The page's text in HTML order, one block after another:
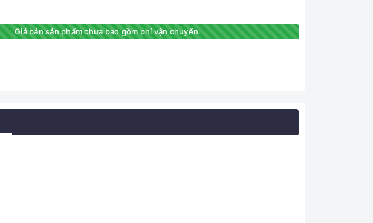
Giá bán sản phẩm chưa bao gồm phí vận chuyển.